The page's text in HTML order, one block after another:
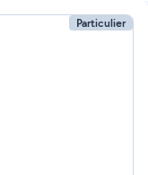
Particulier